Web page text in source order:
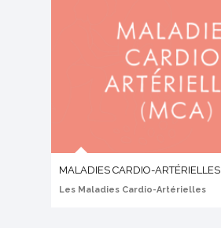
MALADIES CARDIO-ARTÉRIELLES
Les Maladies Cardio-Artérielles